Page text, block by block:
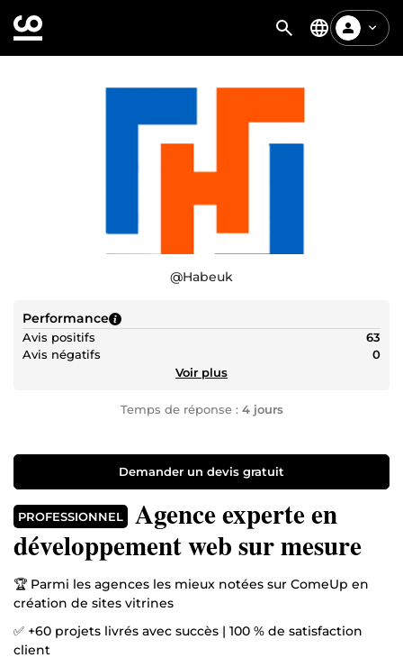
@Habeuk
Performance
Avis positifs
63
Avis négatifs
0
Voir plus
Temps de réponse : 4 jours
Demander un devis gratuit
PROFESSIONNEL
Agence experte en
développement web sur mesure
🏆 Parmi les agences les mieux notées sur ComeUp en
création de sites vitrines
✅ +60 projets livrés avec succès | 100 % de satisfaction
client